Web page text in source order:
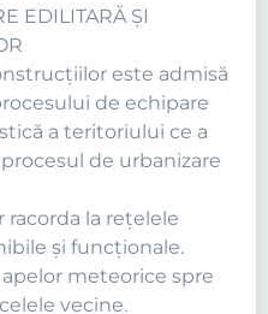
EDILITARĂ ŞI
este admisă
de echipare
a teritoriului ce a
de urbanizare
racorda la reţelele
şi funcţionale.
meteorice spre
vecine.